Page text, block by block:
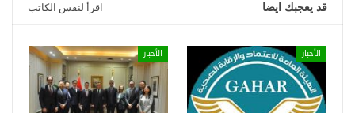
قد يعجبك ايضا اقرأ لنفس الكاتب
الأخبار الأخبار